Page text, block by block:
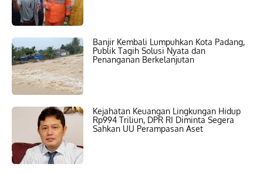
Banjir Kembali Lumpuhkan Kota Padang,
Publik Tagih Solusi Nyata dan
Penanganan Berkelanjutan
Kejahatan Keuangan Lingkungan Hidup
Rp994 Triliun, DPR RI Diminta Segera
Sahkan UU Perampasan Aset